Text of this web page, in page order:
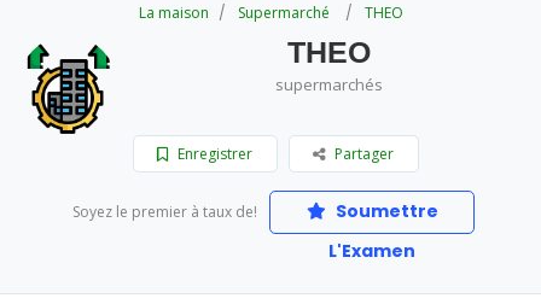
La maison Supermarché THEO
THEO
supermarchés
Enregistrer Partager
Soyez le premier à taux de!
Soumettre
L'Examen